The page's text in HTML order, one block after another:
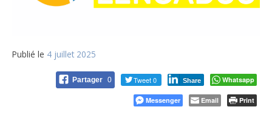
Publié le 4 juillet 2025
Partager 0 Tweet 0 Share Whatsapp
Messenger Email Print